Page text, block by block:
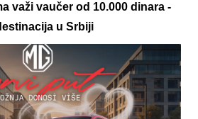
važi vaučer od 10.000 dinara -
u Srbiji